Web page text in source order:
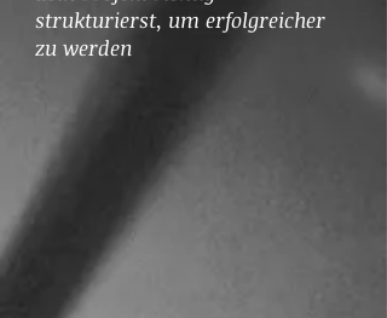
strukturierst, um erfolgreicher
zu werden